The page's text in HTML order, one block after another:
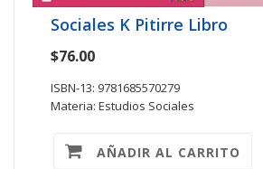
Sociales K Pitirre Libro
$76.00
ISBN-13: 9781685570279
Materia: Estudios Sociales
AÑADIR AL CARRITO